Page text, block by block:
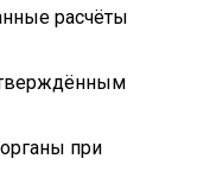
расчёты
при